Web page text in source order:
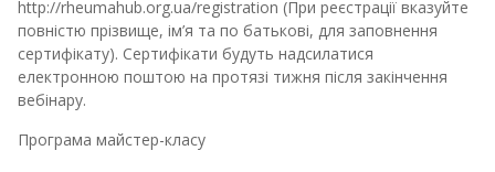
http://rheumahub.org.ua/registration (При реєстрації вказуйте
повністю прізвище, ім’я та по батькові, для заповнення
сертифікату). Сертифікати будуть надсилатися
електронною поштою на протязі тижня після закінчення
вебінару.
Програма майстер-класу